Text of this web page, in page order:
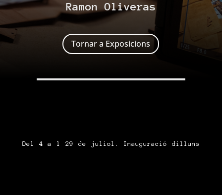
Ramon Oliveras
Tornar a Exposicions
Del 4 a l 29 de juliol. Inauguració dilluns